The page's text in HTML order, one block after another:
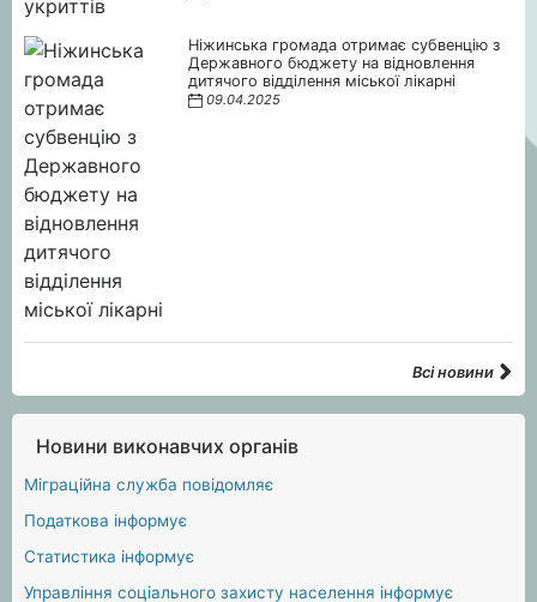
Ніжинська громада отримає субвенцію з
Державного бюджету на відновлення
дитячого відділення міської лікарні
09.04.2025
Всі новини
Новини виконавчих органів
Міграційна служба повідомляє
Податкова інформує
Статистика інформує
Управління соціального захисту населення інформує